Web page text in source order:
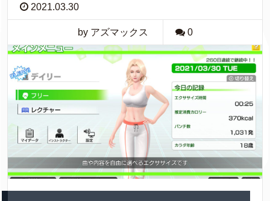
2021.03.30
by アズマックス 0